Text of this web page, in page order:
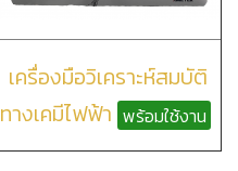
เครื่องมือวิเคราะห์สมบัติ
ทางเคมีไฟฟ้า พร้อมใช้งาน